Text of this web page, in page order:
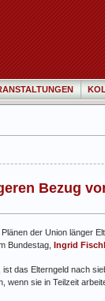
Bezug
der Union länger
Bundestag, Ingrid
das Elterngeld nach
wenn sie in Teilzeit